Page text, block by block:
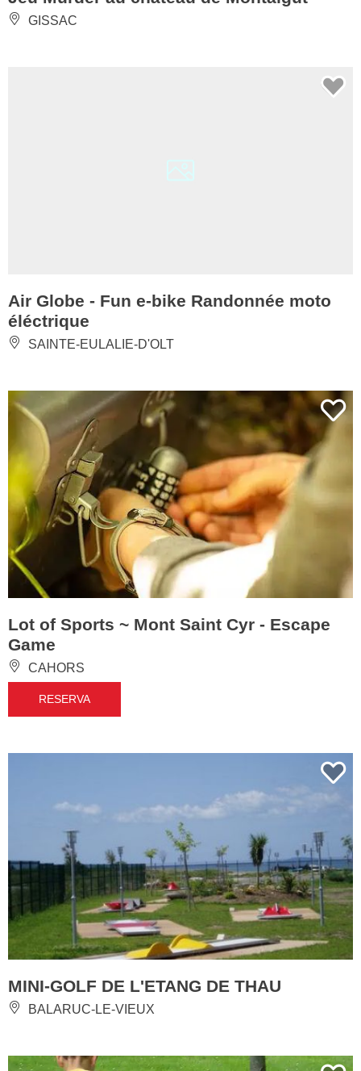
GISSAC
Air Globe - Fun e-bike Randonnée moto
éléctrique
SAINTE-EULALIE-D'OLT
Lot of Sports ~ Mont Saint Cyr - Escape
Game
CAHORS
RESERVA
MINI-GOLF DE L'ETANG DE THAU
BALARUC-LE-VIEUX